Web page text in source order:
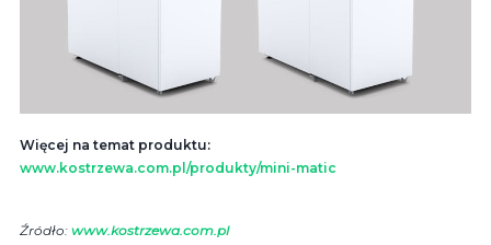
Więcej na temat produktu:
www.kostrzewa.com.pl/­produkty/­mini-matic
Źródło: www.kostrzewa.com.pl